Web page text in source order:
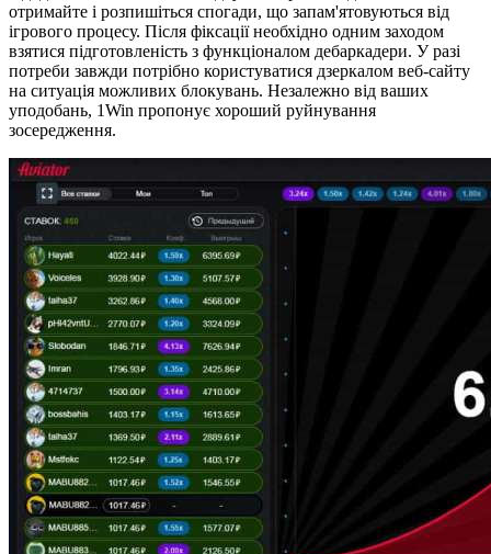
отримайте і розпишіться спогади, що запам'ятовуються від
ігрового процесу. Після фіксації необхідно одним заходом
взятися підготовленість з функціоналом дебаркадери. У разі
потреби завжди потрібно користуватися дзеркалом веб-сайту
на ситуація можливих блокувань. Незалежно від ваших
уподобань, 1Win пропонує хороший руйнування
зосередження.